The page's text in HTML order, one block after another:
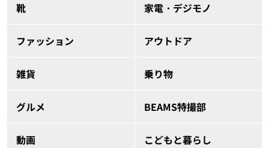
靴 家電・デジモノ
ファッション アウトドア
雑貨 乗り物
グルメ BEAMS特撮部
動画 こどもと暮らし